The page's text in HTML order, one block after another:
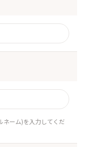
ネーム)を入力してくだ